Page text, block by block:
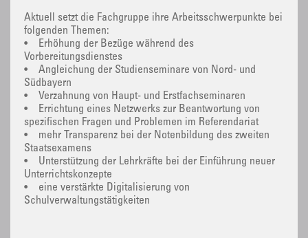
Aktuell setzt die Fachgruppe ihre Arbeitsschwerpunkte bei
folgenden Themen:
• Erhöhung der Bezüge während des
Vorbereitungsdienstes
• Angleichung der Studienseminare von Nord- und
Südbayern
• Verzahnung von Haupt- und Erstfachseminaren
• Errichtung eines Netzwerks zur Beantwortung von
spezifischen Fragen und Problemen im Referendariat
• mehr Transparenz bei der Notenbildung des zweiten
Staatsexamens
• Unterstützung der Lehrkräfte bei der Einführung neuer
Unterrichtskonzepte
• eine verstärkte Digitalisierung von
Schulverwaltungstätigkeiten